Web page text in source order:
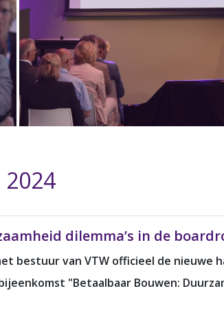
dilemma’s in de
bestuur van VTW officieel de nieuwe
"Betaalbaar Bouwen: